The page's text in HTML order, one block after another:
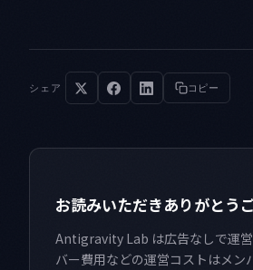
シェア コピー
お読みいただきありがとう
Antigravity Lab は広告なしで運
バー費用などの運営コストはメン